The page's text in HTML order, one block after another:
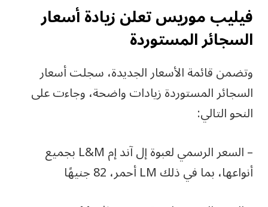
فيليب موريس تعلن زيادة أسعار
السجائر المستوردة
وتضمن قائمة الأسعار الجديدة، سجلت أسعار
السجائر المستوردة زيادات واضحة، وجاءت على
النحو التالي:
– السعر الرسمي لعبوة إل آند إم L&M بجميع
أنواعها، بما في ذلك LM أحمر، 82 جنيهًا